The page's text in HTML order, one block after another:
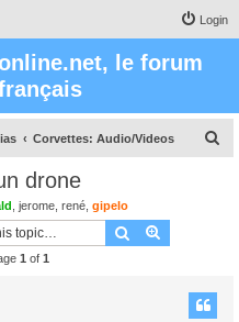
Login
le forum
Corvettes: Audio/Videos
drone
jerome rené gipelo
Search
1 of 1